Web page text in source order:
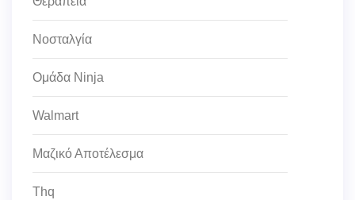
Νοσταλγία
Ομάδα Ninja
Walmart
Μαζικό Αποτέλεσμα
Thq